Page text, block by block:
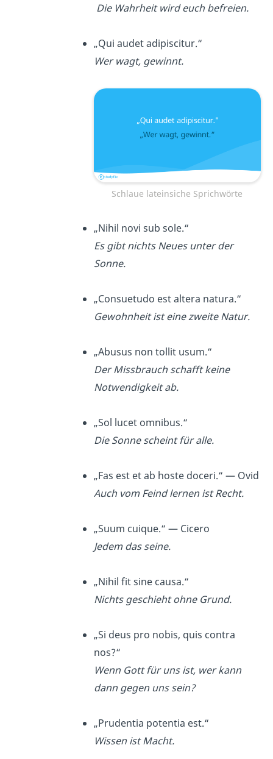
Die Wahrheit wird euch befreien.
„Qui audet adipiscitur.“
Wer wagt, gewinnt.
Schlaue lateinsiche Sprichwörte
„Nihil novi sub sole.“
Es gibt nichts Neues unter der
Sonne.
„Consuetudo est altera natura.“
Gewohnheit ist eine zweite Natur.
„Abusus non tollit usum.“
Der Missbrauch schafft keine
Notwendigkeit ab.
„Sol lucet omnibus.“
Die Sonne scheint für alle.
„Fas est et ab hoste doceri.“ — Ovid
Auch vom Feind lernen ist Recht.
„Suum cuique.“ — Cicero
Jedem das seine.
„Nihil fit sine causa.“
Nichts geschieht ohne Grund.
„Si deus pro nobis, quis contra
nos?“
Wenn Gott für uns ist, wer kann
dann gegen uns sein?
„Prudentia potentia est.“
Wissen ist Macht.